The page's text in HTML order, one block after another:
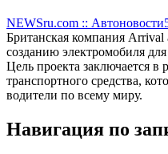
NEWSru.com :: Автоновости
Британская компания Arrival
созданию электромобиля
Цель проекта заключается в
транспортного средства,
водители по всему миру.
Навигация по